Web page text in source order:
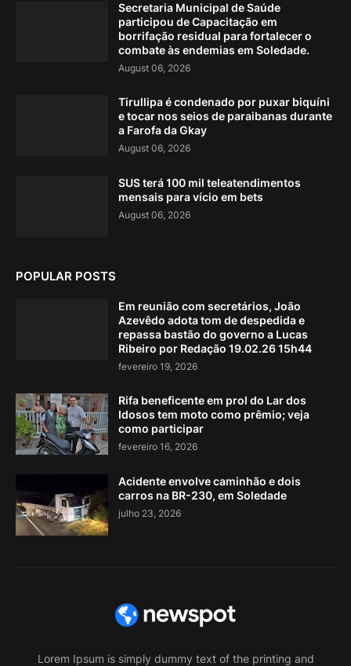
Secretaria Municipal de Saúde
participou de Capacitação em
borrifação residual para fortalecer o
combate às endemias em Soledade.
August 06, 2026
Tirullipa é condenado por puxar biquíni
e tocar nos seios de paraibanas durante
a Farofa da Gkay
August 06, 2026
SUS terá 100 mil teleatendimentos
mensais para vício em bets
August 06, 2026
POPULAR POSTS
Em reunião com secretários, João
Azevêdo adota tom de despedida e
repassa bastão do governo a Lucas
Ribeiro por Redação 19.02.26 15h44
fevereiro 19, 2026
Rifa beneficente em prol do Lar dos
Idosos tem moto como prêmio; veja
como participar
fevereiro 16, 2026
Acidente envolve caminhão e dois
carros na BR-230, em Soledade
julho 23, 2026
Lorem Ipsum is simply dummy text of the printing and